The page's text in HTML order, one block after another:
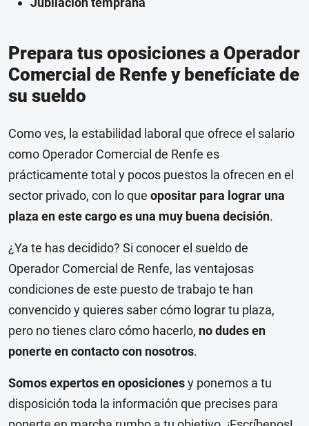
Prepara tus oposiciones a Operador
Comercial de Renfe y benefíciate de
su sueldo
Como ves, la estabilidad laboral que ofrece el salario
como Operador Comercial de Renfe es
prácticamente total y pocos puestos la ofrecen en el
sector privado, con lo que opositar para lograr una
plaza en este cargo es una muy buena decisión.
¿Ya te has decidido? Si conocer el sueldo de
Operador Comercial de Renfe, las ventajosas
condiciones de este puesto de trabajo te han
convencido y quieres saber cómo lograr tu plaza,
pero no tienes claro cómo hacerlo, no dudes en
ponerte en contacto con nosotros.
Somos expertos en oposicionesy ponemos a tu
disposición toda la información que precises para